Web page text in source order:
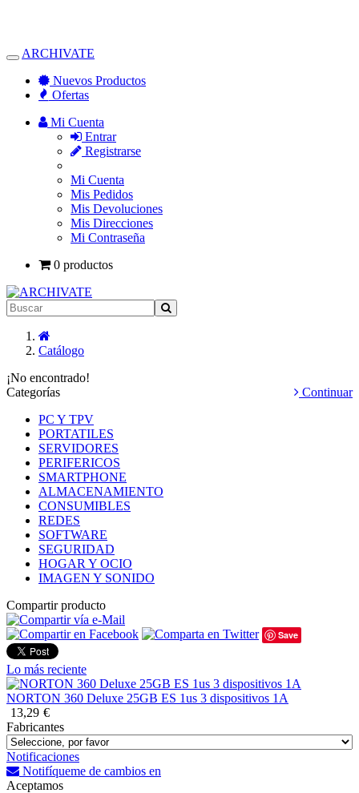
Alternar
Navegación
ARCHIVATE
Nuevos Productos
Ofertas
Mi Cuenta
Entrar
Registrarse
Mi Cuenta
Mis Pedidos
Mis Devoluciones
Mis Direcciones
Mi Contraseña
0 productos
Catálogo
¡No encontrado!
Continuar
Categorías
PC Y TPV
PORTATILES
SERVIDORES
PERIFERICOS
SMARTPHONE
ALMACENAMIENTO
CONSUMIBLES
REDES
SOFTWARE
SEGURIDAD
HOGAR Y OCIO
IMAGEN Y SONIDO
Compartir producto
Save
Lo más reciente
NORTON 360 Deluxe 25GB ES 1us 3 dispositivos 1A
13,29 €
Fabricantes
Notificaciones
Notifíqueme de cambios en
Aceptamos